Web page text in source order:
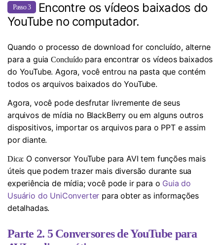
Passo 3
Encontre os vídeos baixados do
YouTube no computador.
Quando o processo de download for concluído, alterne
para a guiaConcluídopara encontrar os vídeos baixados
do YouTube. Agora, você entrou na pasta que contém
todos os arquivos baixados do YouTube.
Agora, você pode desfrutar livremente de seus
arquivos de mídia no BlackBerry ou em alguns outros
dispositivos, importar os arquivos para o PPT e assim
por diante.
Dica: O conversor YouTube para AVI tem funções mais
úteis que podem trazer mais diversão durante sua
experiência de mídia; você pode ir para o Guia do
Usuário do UniConverter para obter as informações
detalhadas.
Parte 2. 5 Conversores de YouTube para